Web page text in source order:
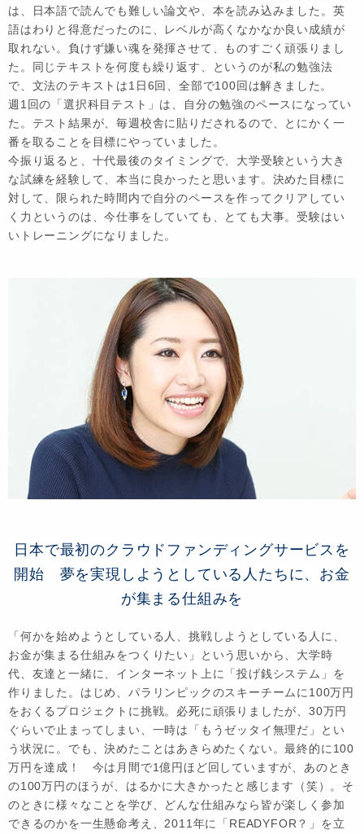
は、日本語で読んでも難しい論文や、本を読み込みました。英
語はわりと得意だったのに、レベルが高くなかなか良い成績が
取れない。負けず嫌い魂を発揮させて、ものすごく頑張りまし
た。同じテキストを何度も繰り返す、というのが私の勉強法
で、文法のテキストは1日6回、全部で100回は解きました。
週1回の「選択科目テスト」は、自分の勉強のペースになってい
た。テスト結果が、毎週校舎に貼りだされるので、とにかく一
番を取ることを目標にやっていました。
今振り返ると、十代最後のタイミングで、大学受験という大き
な試練を経験して、本当に良かったと思います。決めた目標に
対して、限られた時間内で自分のペースを作ってクリアしてい
く力というのは、今仕事をしていても、とても大事。受験はい
いトレーニングになりました。
日本で最初のクラウドファンディングサービスを
開始 夢を実現しようとしている人たちに、お金
が集まる仕組みを
「何かを始めようとしている人、挑戦しようとしている人に、
お金が集まる仕組みをつくりたい」という思いから、大学時
代、友達と一緒に、インターネット上に「投げ銭システム」を
作りました。はじめ、パラリンピックのスキーチームに100万円
をおくるプロジェクトに挑戦。必死に頑張りましたが、30万円
ぐらいで止まってしまい、一時は「もうゼッタイ無理だ」とい
う状況に。でも、決めたことはあきらめたくない。最終的に100
万円を達成！ 今は月間で1億円ほど回していますが、あのとき
の100万円のほうが、はるかに大きかったと感じます（笑）。そ
のときに様々なことを学び、どんな仕組みなら皆が楽しく参加
できるのかを一生懸命考え、2011年に「READYFOR？」を立